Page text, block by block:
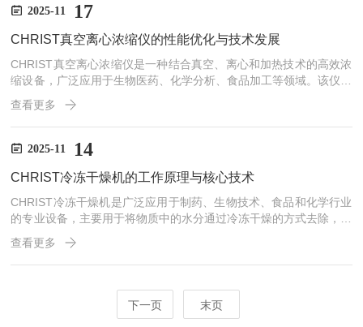
管中并进行高速旋转。离心力的作用使得溶剂、溶质等物质根据密度
（如细胞颗粒、沉淀物等）则会被集中到离心管底部。...
2025-11 17
CHRIST真空离心浓缩仪的性能优化与技术发展
CHRIST真空离心浓缩仪是一种结合真空、离心和加热技术的高效浓
缩设备，广泛应用于生物医药、化学分析、食品加工等领域。该仪器
利用低温和真空环境，将溶液中的溶剂快速蒸发或浓缩，广泛应用于
样品制备、溶液浓缩、化学反应等过程中。一、性能优化1、精确的
温控系统：温控精度对离心浓缩过程至关重要，特别是在处理热敏性
物质时，过高的温度可能导致样品降解。CHRIST真空离心浓缩仪通
配备智能温控器和高精度温度传感器，使其能够根据不同的...
查看更多
2025-11 14
CHRIST冷冻干燥机的工作原理与核心技术
CHRIST冷冻干燥机是广泛应用于制药、生物技术、食品和化学行业
的专业设备，主要用于将物质中的水分通过冷冻干燥的方式去除，从
而保持其原有的化学、物理和生物特性。冷冻干燥（也称为冻干）技
术是一种低温真空干燥技术，它通过降低物质的温度，使水分首先冻
结成冰，再通过升华过程将冰直接转化为水蒸气，从而达到去除水分
过程中，首先需要将物料冷却至其冻结点以下。冷冻阶段的主要目的
是使物料中的水分结冰。此时，物料的温度和压力都会控制...
查看更多
下一页 末页